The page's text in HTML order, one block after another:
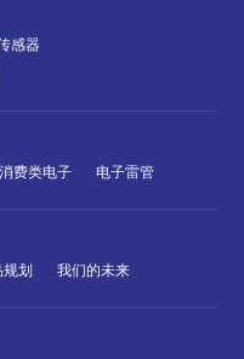
感器
消费类电子 电子雷管
划 我们的未来